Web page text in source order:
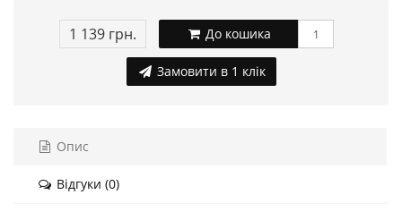
1 139 грн. До кошика
Замовити в 1 клік
Опис
Відгуки (0)